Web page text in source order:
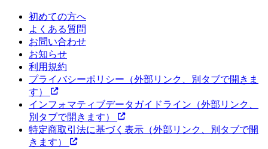
初めての方へ
よくある質問
お問い合わせ
お知らせ
利用規約
プライバシーポリシー （外部リンク、別タブで開きま
す）
インフォマティブデータガイドライン （外部リンク、
別タブで開きます）
特定商取引法に基づく表示 （外部リンク、別タブで開
きます）